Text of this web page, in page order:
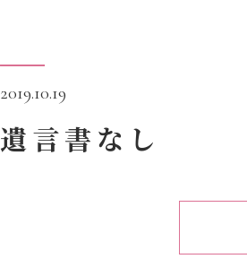
2019.10.19
遺言書なし